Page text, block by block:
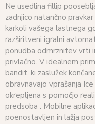
Ne usedlina fillip
zadnjico natančno
karkoli vašega lastnega
razširitveni igralni
ponudba odmrznitev vrti
privlačno. V idealnem
bandit, ki zaslužek
obravnavajo vprašanja
okrepljena s pomočjo
predsoba . Mobilne
poenostavljen in lažja